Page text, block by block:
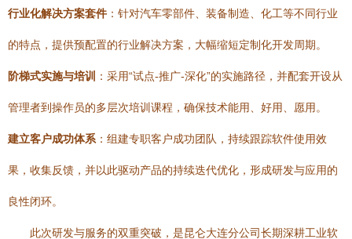
行业化解决方案套件 ：针对汽车零部件、装备制造、化工等不同行业
的特点，提供预配置的行业解决方案，大幅缩短定制化开发周期。
阶梯式实施与培训 ：采用“试点-推广-深化”的实施路径，并配套开设从
管理者到操作员的多层次培训课程，确保技术能用、好用、愿用。
建立客户成功体系 ：组建专职客户成功团队，持续跟踪软件使用效
果，收集反馈，并以此驱动产品的持续迭代优化，形成研发与应用的
良性闭环。
此次研发与服务的双重突破，是昆仑大连分公司长期深耕工业软